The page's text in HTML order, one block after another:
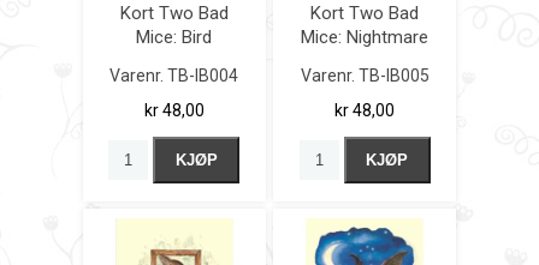
Kort Two Bad
Mice: Bird
Varenr. TB-IB004
kr 48,00
KJØP
Kort Two Bad
Mice: Nightmare
Varenr. TB-IB005
kr 48,00
KJØP